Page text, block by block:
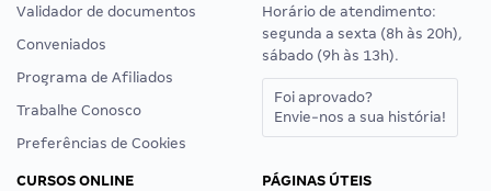
Validador de documentos
Conveniados
Programa de Afiliados
Trabalhe Conosco
Preferências de Cookies
Horário de atendimento:
segunda a sexta (8h às 20h),
sábado (9h às 13h).
Foi aprovado?
Envie-nos a sua história!
CURSOS ONLINE
PÁGINAS ÚTEIS